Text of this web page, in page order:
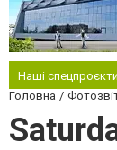
Наші спецпроєкти
Головна